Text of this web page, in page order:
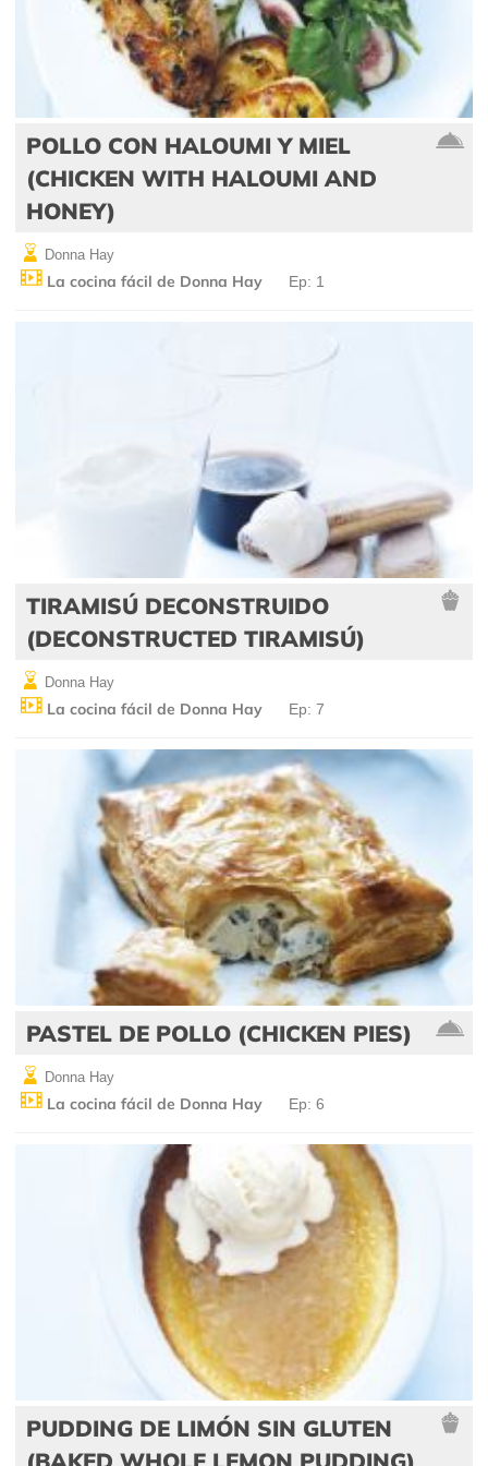
POLLO CON HALOUMI Y MIEL
(CHICKEN WITH HALOUMI AND
HONEY)
Donna Hay
La cocina fácil de Donna Hay Ep: 1
TIRAMISÚ DECONSTRUIDO
(DECONSTRUCTED TIRAMISÚ)
Donna Hay
La cocina fácil de Donna Hay Ep: 7
PASTEL DE POLLO (CHICKEN PIES)
Donna Hay
La cocina fácil de Donna Hay Ep: 6
PUDDING DE LIMÓN SIN GLUTEN